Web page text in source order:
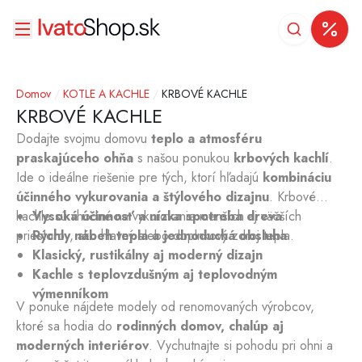
Domov KOTLE A KACHLE KRBOVÉ KACHLE
KRBOVÉ KACHLE
Dodajte svojmu domovu teplo a atmosféru
praskajúceho ohňa s našou ponukou krbových kachlí.
Ide o ideálne riešenie pre tých, ktorí hľadajú kombináciu
účinného vykurovania a štýlového dizajnu. Krbové
kachle sú vhodné na vykurovanie menších aj väčších
priestorov, ako hlavný alebo doplnkový zdroj tepla.
Vysoká účinnosť a nízka spotreba dreva
Rýchly nábeh tepla a jednoduchá obsluha
Klasický, rustikálny aj moderný dizajn
Kachle s teplovzdušným aj teplovodným
výmenníkom
V ponuke nájdete modely od renomovaných výrobcov,
ktoré sa hodia do rodinných domov, chalúp aj
moderných interiérov. Vychutnajte si pohodu pri ohni a